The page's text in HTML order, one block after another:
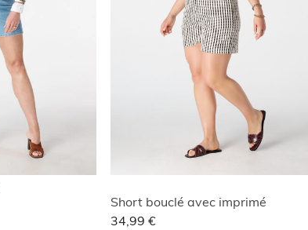
Short bouclé avec imprimé
34,99 €